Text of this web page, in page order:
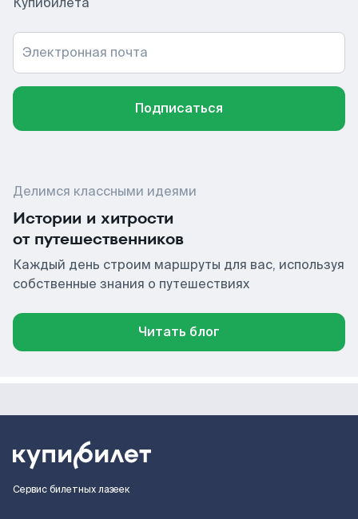
Электронная почта
Подписаться
Делимся классными идеями
Истории и хитрости
от путешественников
Каждый день строим маршруты для вас, используя
собственные знания о путешествиях
Читать блог
Сервис билетных лазеек